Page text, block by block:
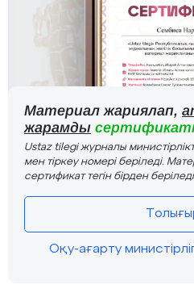
Материал жариялап,
жарамды
Ustaz tilegi журналы
мен тіркеу номері беріледі.
сертификат тегін бірден
Оқу-ағарту